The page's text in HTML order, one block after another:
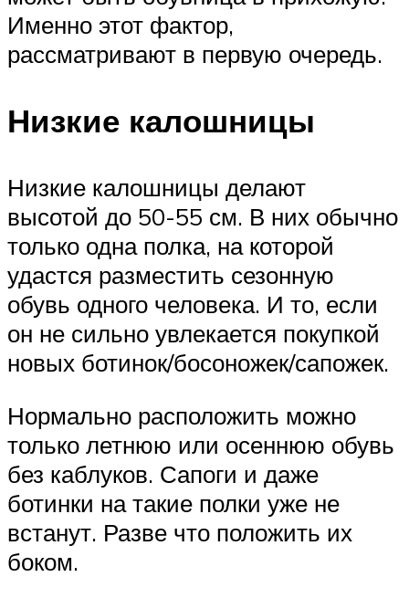
Именно этот фактор,
рассматривают в первую очередь.
Низкие калошницы
Низкие калошницы делают
высотой до 50-55 см. В них обычно
только одна полка, на которой
удастся разместить сезонную
обувь одного человека. И то, если
он не сильно увлекается покупкой
новых ботинок/босоножек/сапожек.
Нормально расположить можно
только летнюю или осеннюю обувь
без каблуков. Сапоги и даже
ботинки на такие полки уже не
встанут. Разве что положить их
боком.